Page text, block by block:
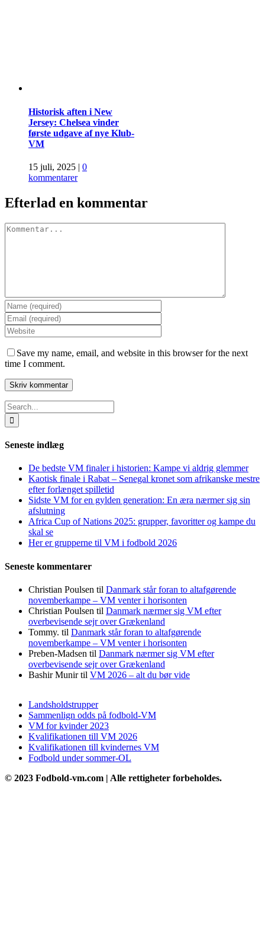
Historisk aften i New
Jersey: Chelsea vinder
første udgave af nye Klub-
VM
15 juli, 2025 | 0
kommentarer
Efterlad en kommentar
Comment
Save my name, email, and website in this browser for the next
time I comment.
Search
for:
Seneste indlæg
De bedste VM finaler i historien: Kampe vi aldrig glemmer
Kaotisk finale i Rabat – Senegal kronet som afrikanske mestre
efter forlænget spilletid
Sidste VM for en gylden generation: En æra nærmer sig sin
afslutning
Africa Cup of Nations 2025: grupper, favoritter og kampe du
skal se
Her er grupperne til VM i fodbold 2026
Seneste kommentarer
Christian Poulsen til Danmark står foran to altafgørende
novemberkampe – VM venter i horisonten
Christian Poulsen til Danmark nærmer sig VM efter
overbevisende sejr over Grækenland
Tommy. til Danmark står foran to altafgørende
novemberkampe – VM venter i horisonten
Preben-Madsen til Danmark nærmer sig VM efter
overbevisende sejr over Grækenland
Bashir Munirtil VM 2026 – alt du bør vide
Landsholdstrupper
Sammenlign odds på fodbold-VM
VM for kvinder 2023
Kvalifikationen till VM 2026
Kvalifikationen till kvindernes VM
Fodbold under sommer-OL
© 2023 Fodbold-vm.com | Alle rettigheter forbeholdes.